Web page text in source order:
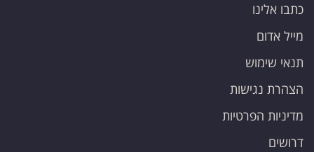
כתבו אלינו
מייל אדום
תנאי שימוש
הצהרת נגישות
מדיניות הפרטיות
דרושים